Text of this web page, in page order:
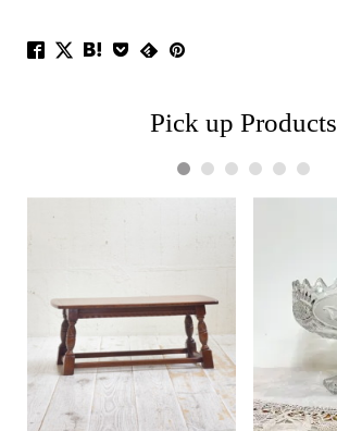
Pick up Products
1 2 3 4 5 6